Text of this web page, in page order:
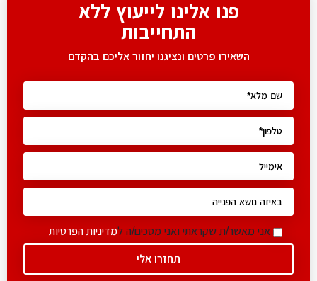
פנו אלינו לייעוץ ללא
התחייבות
השאירו פרטים ונציגנו יחזור אליכם בהקדם
אני מאשר/ת שקראתי ואני מסכים/ה למדיניות הפרטיות